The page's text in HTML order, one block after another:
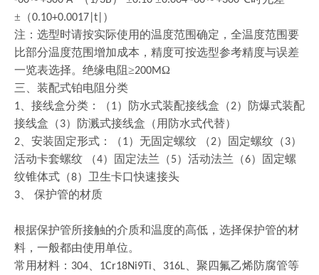
±（0.10+0.0017|t| ）
注：选型时请按实际使用的温度范围确定，全温度范围要
比部分温度范围增加成本，精度可按选型参考精度与误差
一览表选择。绝缘电阻≥200MΩ
三、装配式铂电阻分类
1 、接线盒分类：（1）防水式装配接线盒（2）防爆式装配
接线盒（3）防溅式接线盒（用防水式代替）
2 、安装固定形式：（1）无固定螺纹 （2）固定螺纹（3）
活动卡套螺纹 （4）固定法兰（5）活动法兰（6）固定螺
纹锥体式（8）卫生卡口快速接头
3 、 保护管的材质
根据保护管所接触的介质和温度的高低，选择保护管的材
料，一般都由使用单位。
常用材料： 304 1Cr18Ni9Ti 316L 、聚四氟乙烯防腐管等